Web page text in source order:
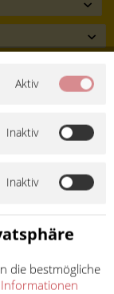
online
Modelle mit
Aktiv
Inaktiv
Inaktiv
die bestmögliche